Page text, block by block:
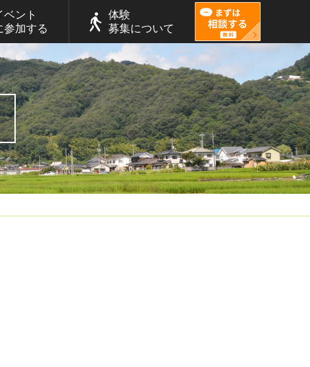
ベント
参加する
体験
募集について